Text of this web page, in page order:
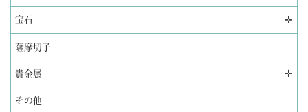
宝石 ✛
薩摩切子
貴金属 ✛
その他